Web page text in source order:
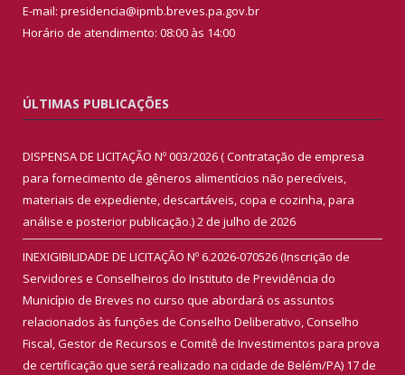
E-mail: presidencia@ipmb.breves.pa.gov.br
Horário de atendimento: 08:00 às 14:00
ÚLTIMAS PUBLICAÇÕES
DISPENSA DE LICITAÇÃO Nº 003/2026 ( Contratação de empresa
para fornecimento de gêneros alimentícios não perecíveis,
materiais de expediente, descartáveis, copa e cozinha, para
análise e posterior publicação.)2 de julho de 2026
INEXIGIBILIDADE DE LICITAÇÃO Nº 6.2026-070526 (Inscrição de
Servidores e Conselheiros do Instituto de Previdência do
Município de Breves no curso que abordará os assuntos
relacionados às funções de Conselho Deliberativo, Conselho
Fiscal, Gestor de Recursos e Comitê de Investimentos para prova
de certificação que será realizado na cidade de Belém/PA) 17 de